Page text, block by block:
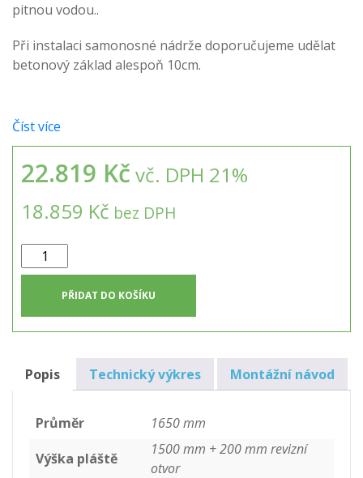
pitnou vodou..
Při instalaci samonosné nádrže doporučujeme udělat
betonový základ alespoň 10cm.
Číst více
22.819 Kč vč. DPH 21%
18.859 Kč bez DPH
Samonosná
kruhová
pitnou
3m3
množství
PŘIDAT DO KOŠÍKU
Popis Technický výkres Montážní návod
Průměr
1650 mm
Výška pláště
1500 mm + 200 mm revizní
otvor